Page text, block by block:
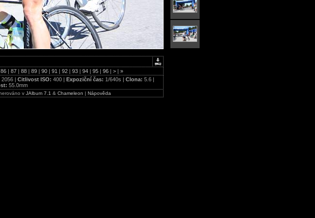
86 | 87 | 88 | 89 | 90 | 91 | 92 | 93 | 94 | 95 | 96 | > | »
2056 | Citlivost ISO: 400 | Expoziční čas: 1/640s | Clona: 5.6 |
55.0mm
v JAlbum 7.1 & Chameleon | Nápověda